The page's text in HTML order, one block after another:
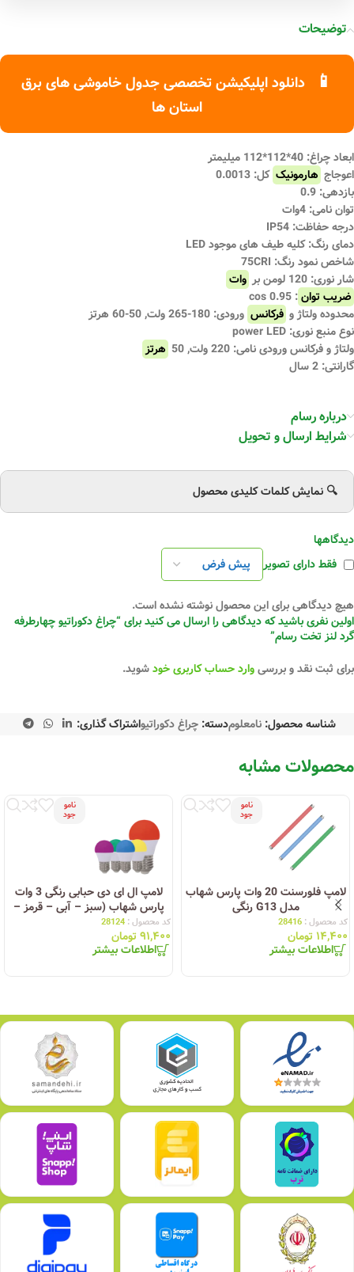
توضیحات
📱
دانلود اپلیکیشن تخصصی جدول خاموشی های برق
استان ها
ابعاد چراغ: 40*112*112 میلیمتر
اعوجاج هارمونیک کل: 0.0013
بازدهی: 0.9
توان نامی: 4وات
درجه حفاظت: IP54
دمای رنگ: کلیه طیف های موجود LED
شاخص نمود رنگ: 75CRI
شار نوری: 120 لومن بر
وات
ضریب توان: 0.95 cos
محدوده ولتاژ و فرکانس ورودی: 180-265 ولت, 50-60 هرتز
نوع منبع نوری: power LED
ولتاژ و فرکانس ورودی نامی: 220 ولت, 50
هرتز
گارانتی: 2 سال
درباره رسام
شرایط ارسال و تحویل
🔍 نمایش کلمات کلیدی محصول
دیدگاهها
فقط دارای تصویر
هیچ دیدگاهی برای این محصول نوشته نشده است.
اولین نفری باشید که دیدگاهی را ارسال می کنید برای “چراغ دکوراتیو چهارطرفه
گرد لنز تخت رسام”
برای ثبت نقد و بررسیوارد حساب کاربری خودشوید.
شناسه محصول: نامعلومدسته: چراغ دکوراتیواشتراک گذاری:
محصولات مشابه
نامو
جود
لامپ فلورسنت 20 وات پارس شهاب
مدل G13 رنگی
کد محصول : 28416
۱۴,۴۰۰ تومان
اطلاعات بیشتر
نامو
جود
لامپ ال ای دی حبابی رنگی 3 وات
پارس شهاب (سبز – آبی – قرمز –
زرد – بنفش)
کد محصول : 28124
۹۱,۴۰۰تومان
اطلاعات بیشتر